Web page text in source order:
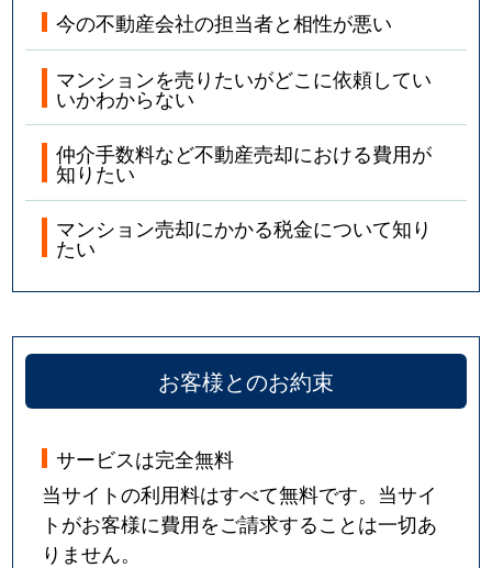
今の不動産会社の担当者と相性が悪い
マンションを売りたいがどこに依頼してい
いかわからない
仲介手数料など不動産売却における費用が
知りたい
マンション売却にかかる税金について知り
たい
お客様とのお約束
サービスは完全無料
当サイトの利用料はすべて無料です。当サイ
トがお客様に費用をご請求することは一切あ
りません。